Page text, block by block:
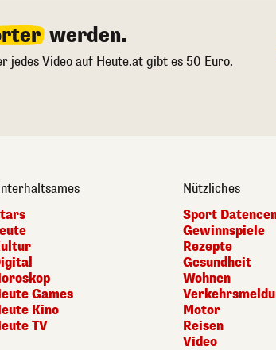
werden.
jedes Video auf Heute.at gibt es 50 Euro.
Games
Kino
TV
Nützliches
Sport
Gewinnspiele
Rezepte
Gesundheit
Wohnen
Motor
Reisen
Video